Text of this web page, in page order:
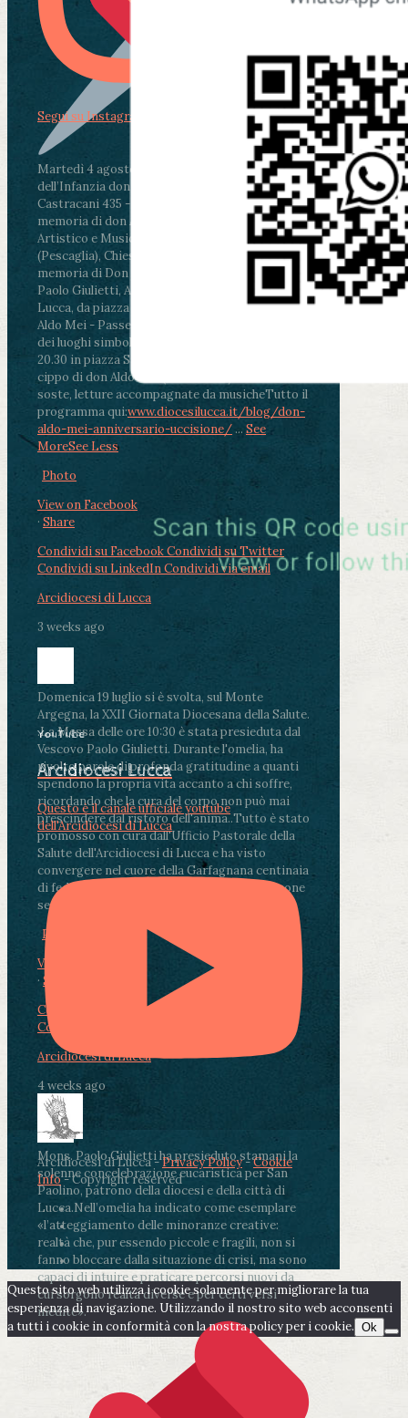
Martedì 4 agosto2026
ore 11:30 - Lucca, Scuola
dell’Infanzia don Aldo Mei - Viale Castruccio
Castracani 435 - Inaugurazione murales in
memoria di don Aldo Mei curato dal Liceo
Artistico e Musicale “Passaglia”
ore 18 - Fiano
(Pescaglia), Chiesa parrocchiale - Messa in
memoria di Don Aldo Mei celebrata da mons.
Paolo Giulietti, Arcivescovo di Lucca
ore 20.30 -
Lucca, da piazza San Michele al Cippo di don
Aldo Mei - Passeggiata della Memoria in alcuni
dei luoghi simbolo della città. Ritrovo alle ore
20.30 in piazza San Michele con conclusione al
cippo di don Aldo Mei (Porta Elisa). Durante le
soste, letture accompagnate da musicheTutto il
programma qui:www.diocesilucca.it/blog/don-
aldo-mei-anniversario-uccisione/ ... See
MoreSee Less
Photo
View on Facebook
· Share
Condividi su FacebookCondividi su Twitter
Condividi su LinkedInCondividi via email
Arcidiocesi di Lucca
3 weeks ago
Domenica 19 luglio si è svolta, sul Monte
Argegna, la XXII Giornata Diocesana della Salute.
.La Messa delle ore 10:30 è stata presieduta dal
Vescovo Paolo Giulietti. Durante l'omelia, ha
rivolto parole di profonda gratitudine a quanti
spendono la propria vita accanto a chi soffre,
ricordando che la cura del corpo non può mai
prescindere dal ristoro dell'anima..Tutto è stato
promosso con cura dall'Ufficio Pastorale della
Salute dell'Arcidiocesi di Lucca e ha visto
convergere nel cuore della Garfagnana centinaia
di fedeli, operatori sanitari, volontari e persone
segnate dalla malattia.
Photo
View on Facebook
· Share
Condividi su Facebook
Condividi su LinkedIn
Arcidiocesi di Lucca
4 weeks ago
Mons. Paolo Giulietti ha presieduto stamani la
solenne concelebrazione eucaristica per San
Paolino, patrono della diocesi e della città di
Lucca.Nell’omelia ha indicato come esemplare
«l’atteggiamento delle minoranze creative:
realtà che, pur essendo piccole e fragili, non si
fanno bloccare dalla situazione di crisi, ma sono
capaci di intuire e praticare percorsi nuovi da
cui sorgono realtà diverse e per certi versi
inedite».
Segui su Instagram
YouTube
Arcidiocesi Lucca
Questo è il canale ufficiale youtube
dell'Arcidiocesi di Lucca
Arcidiocesi di Lucca -Privacy Policy-Cookie
Info- Copyright reserved
Questo sito web utilizza i cookie solamente per migliorare la tua
esperienza di navigazione. Utilizzando il nostro sito web acconsenti
a tutti i cookie in conformità con la nostra policy per i cookie. Ok